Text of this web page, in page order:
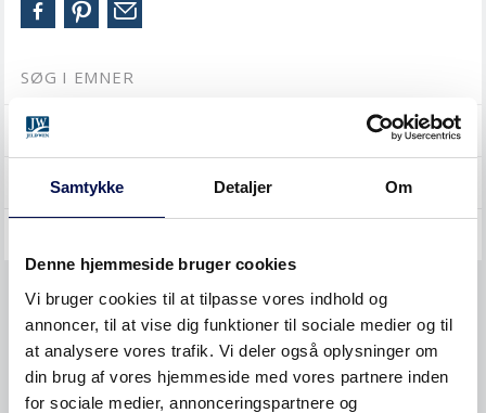
Samtykke Detaljer Om
Denne hjemmeside bruger cookies
Vi bruger cookies til at tilpasse vores indhold og
annoncer, til at vise dig funktioner til sociale medier og til
at analysere vores trafik. Vi deler også oplysninger om
din brug af vores hjemmeside med vores partnere inden
for sociale medier, annonceringspartnere og
SØG I EMNER
INDVENDIGE DØRE
SKYDEDØRE
Bestille
Måltagning
Montere